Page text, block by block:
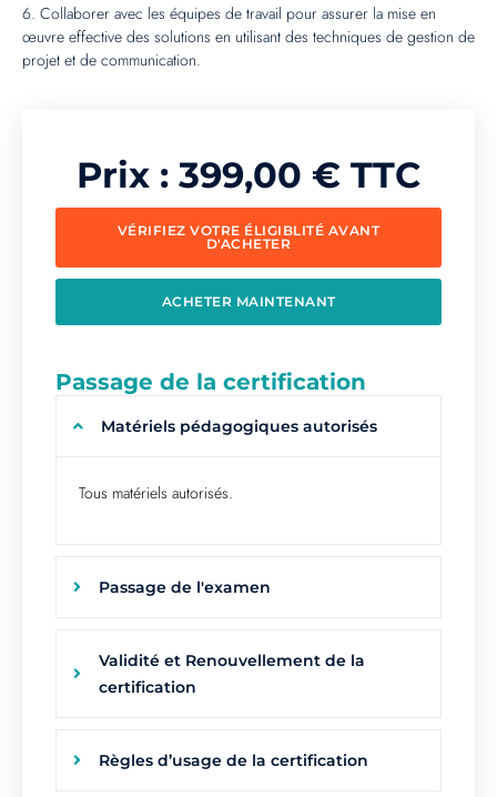
6. Collaborer avec les équipes de travail pour assurer la mise en
œuvre effective des solutions en utilisant des techniques de gestion de
projet et de communication.
Prix : 399,00 € TTC
VÉRIFIEZ VOTRE ÉLIGIBLITÉ AVANT
D'ACHETER
ACHETER MAINTENANT
Passage de la certification
Matériels pédagogiques autorisés
Tous matériels autorisés.
Passage de l'examen
Validité et Renouvellement de la
certification
Règles d’usage de la certification